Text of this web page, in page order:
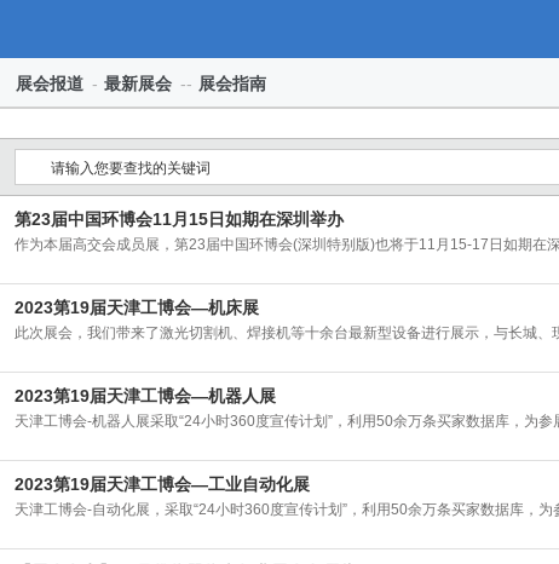
展会报道 - 最新展会 -- 展会指南
第23届中国环博会11月15日如期在深圳举办
作为本届高交会成员展，第23届中国环博会(深圳特别版)也将于11月15-17日如期在
2023第19届天津工博会—机床展
此次展会，我们带来了激光切割机、焊接机等十余台最新型设备进行展示，与长城、
2023第19届天津工博会—机器人展
天津工博会-机器人展采取“24小时360度宣传计划”，利用50余万条买家数据库，为参
2023第19届天津工博会—工业自动化展
天津工博会-自动化展，采取“24小时360度宣传计划”，利用50余万条买家数据库，为